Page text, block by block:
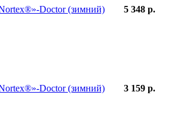
Doctor (зимний) 5 348 р.
Doctor (зимний) 3 159 р.